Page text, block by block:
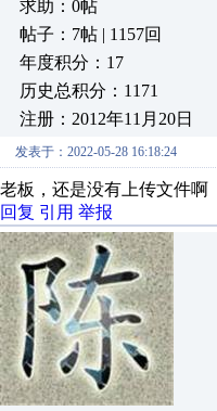
求助：0帖
帖子：7帖 | 1157回
年度积分：17
历史总积分：1171
注册：2012年11月20日
发表于：2022-05-28 16:18:24
老板，还是没有上传文件啊
回复 引用 举报